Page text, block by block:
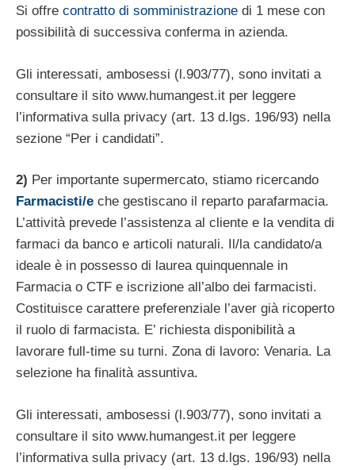
Si offre contratto di somministrazione di 1 mese con
possibilità di successiva conferma in azienda.
Gli interessati, ambosessi (l.903/77), sono invitati a
consultare il sito www.humangest.it per leggere
l’informativa sulla privacy (art. 13 d.lgs. 196/93) nella
sezione “Per i candidati”.
2) Per importante supermercato, stiamo ricercando
Farmacisti/e che gestiscano il reparto parafarmacia.
L’attività prevede l’assistenza al cliente e la vendita di
farmaci da banco e articoli naturali. Il/la candidato/a
ideale è in possesso di laurea quinquennale in
Farmacia o CTF e iscrizione all’albo dei farmacisti.
Costituisce carattere preferenziale l’aver già ricoperto
il ruolo di farmacista. E’ richiesta disponibilità a
lavorare full-time su turni. Zona di lavoro: Venaria. La
selezione ha finalità assuntiva.
Gli interessati, ambosessi (l.903/77), sono invitati a
consultare il sito www.humangest.it per leggere
l’informativa sulla privacy (art. 13 d.lgs. 196/93) nella